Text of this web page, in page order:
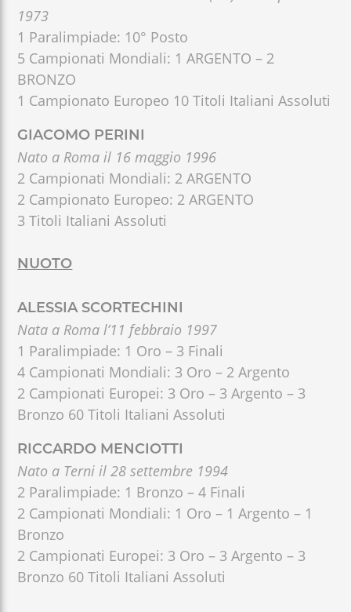
1973
1 Paralimpiade: 10° Posto
5 Campionati Mondiali: 1 ARGENTO – 2
BRONZO
1 Campionato Europeo 10 Titoli Italiani Assoluti
GIACOMO PERINI
Nato a Roma il 16 maggio 1996
2 Campionati Mondiali: 2 ARGENTO
2 Campionato Europeo: 2 ARGENTO
3 Titoli Italiani Assoluti
NUOTO
ALESSIA SCORTECHINI
Nata a Roma l’11 febbraio 1997
1 Paralimpiade: 1 Oro – 3 Finali
4 Campionati Mondiali: 3 Oro – 2 Argento
2 Campionati Europei: 3 Oro – 3 Argento – 3
Bronzo 60 Titoli Italiani Assoluti
RICCARDO MENCIOTTI
Nato a Terni il 28 settembre 1994
2 Paralimpiade: 1 Bronzo – 4 Finali
2 Campionati Mondiali: 1 Oro – 1 Argento – 1
Bronzo
2 Campionati Europei: 3 Oro – 3 Argento – 3
Bronzo 60 Titoli Italiani Assoluti